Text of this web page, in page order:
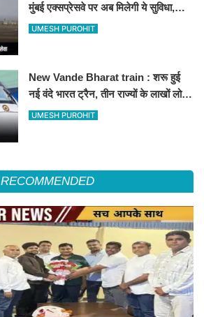
मुंबई एक्सप्रेसवे पर अब मिलेगी ये सुविधा,
हेलीकॉप्टर सर्विस से तुरंत घायल पहुंचेगा
UMESH PUROHIT
New Vande Bharat train : शरू हुई
नई वंदे भारत ट्रैन, तीन राज्यों के लाखों लोगों
का सफर होगा आसान, देखें पूरा रूटमैप
UMESH PUROHIT
RECOMMENDED